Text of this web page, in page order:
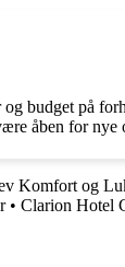
budget på
åben for
Komfort og
• Clarion Hotel